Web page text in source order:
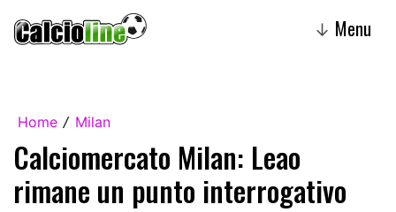
↓ Menu
Home / Milan
Calciomercato Milan: Leao
rimane un punto interrogativo